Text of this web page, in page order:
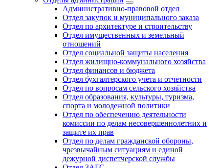
Административно-правовой отдел
Отдел закупок и муниципального заказа
Отдел по архитектуре и строительству
Отдел имущественных и земельный
отношений
Отдел социальной защиты населения
Отдел жилищно-коммунального хозяйства
Отдел финансов и бюджета
Отдел бухгалтерского учета и отчетности
Отдел по вопросам сельского хозяйства
Отдел образования, культуры, туризма,
спорта и молодежной политики
Отдел по обеспечению деятельности
комиссии по делам несовершеннолетних и
защите их прав
Отдел по делам гражданской обороны,
чрезвычайным ситуациям и единой
дежурной диспетчерской службы